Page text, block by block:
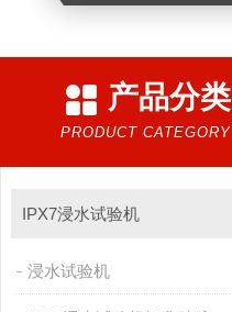
产品分类
PRODUCT CATEGORY
IPX7浸水试验机
浸水试验机